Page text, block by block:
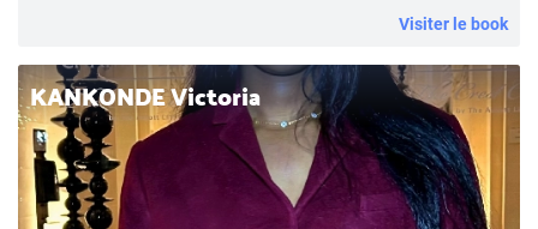
Visiter le book
KANKONDE Victoria